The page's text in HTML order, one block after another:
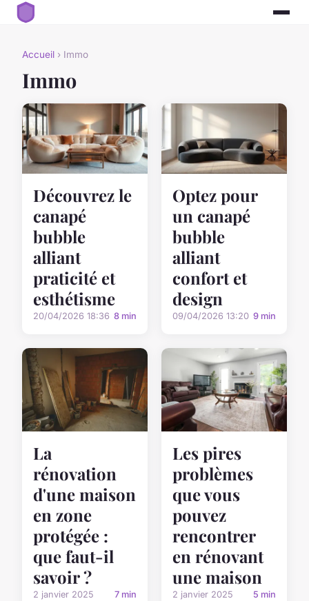
Accueil › Immo
Immo
Découvrez le
canapé
bubble
alliant
praticité et
esthétisme
20/04/2026 18:36 8 min
Optez pour
un canapé
bubble
alliant
confort et
design
09/04/2026 13:20 9 min
La
rénovation
d'une maison
en zone
protégée :
que faut-il
savoir ?
2 janvier 2025 7 min
Les pires
problèmes
que vous
pouvez
rencontrer
en rénovant
une maison
2 janvier 2025 5 min